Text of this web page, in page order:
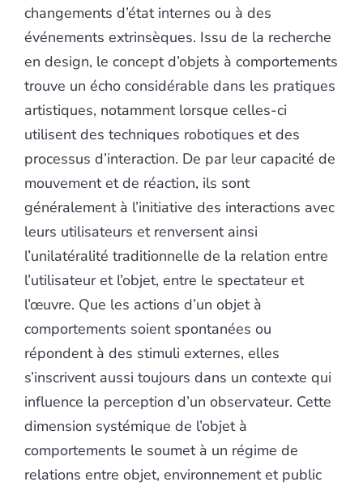
changements d’état internes ou à des
événements extrinsèques. Issu de la recherche
en design, le concept d’objets à comportements
trouve un écho considérable dans les pratiques
artistiques, notamment lorsque celles-ci
utilisent des techniques robotiques et des
processus d’interaction. De par leur capacité de
mouvement et de réaction, ils sont
généralement à l’initiative des interactions avec
leurs utilisateurs et renversent ainsi
l’unilatéralité traditionnelle de la relation entre
l’utilisateur et l’objet, entre le spectateur et
l’œuvre. Que les actions d’un objet à
comportements soient spontanées ou
répondent à des stimuli externes, elles
s’inscrivent aussi toujours dans un contexte qui
influence la perception d’un observateur. Cette
dimension systémique de l’objet à
comportements le soumet à un régime de
relations entre objet, environnement et public